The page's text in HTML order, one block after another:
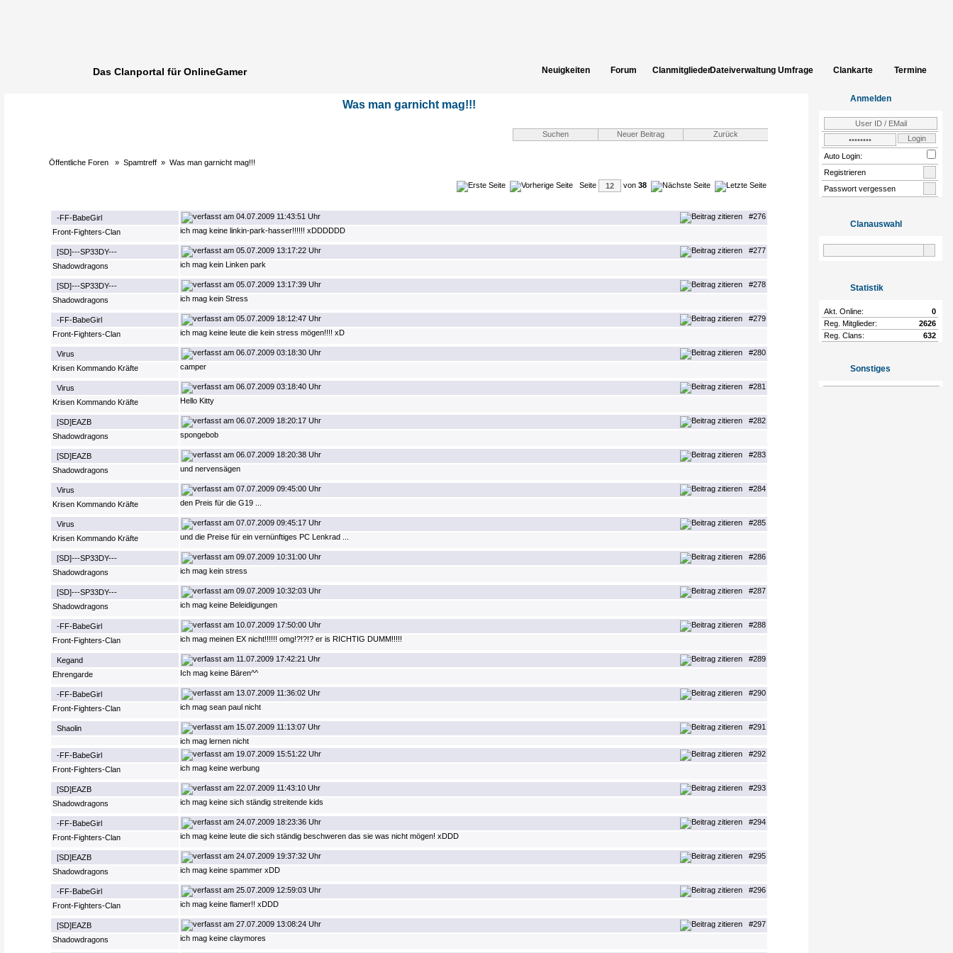
Das Clanportal für OnlineGamer Neuigkeiten Forum ClanmitgliederDateiverwaltung Umfrage Clankarte Termine
Community
Was man garnicht mag!!!
Öffentliche Foren »Spamtreff »Was man garnicht mag!!!
Seite von 38
-FF-BabeGirl 04.07.2009 11:43:51 Uhr
#276
Front-Fighters-Clan
ich mag keine linkin-park-hasser!!!!!! xDDDDDD
[SD]---SP33DY--- 05.07.2009 13:17:22 Uhr
#277
Shadowdragons
ich mag kein Linken park
[SD]---SP33DY--- 05.07.2009 13:17:39 Uhr
#278
Shadowdragons
ich mag kein Stress
-FF-BabeGirl 05.07.2009 18:12:47 Uhr
#279
Front-Fighters-Clan
ich mag keine leute die kein stress mögen!!!! xD
Virus 06.07.2009 03:18:30 Uhr
#280
Krisen Kommando Kräfte
camper
Virus 06.07.2009 03:18:40 Uhr
#281
Krisen Kommando Kräfte
Hello Kitty
[SD]EAZB 06.07.2009 18:20:17 Uhr
#282
Shadowdragons
spongebob
[SD]EAZB 06.07.2009 18:20:38 Uhr
#283
Shadowdragons
und nervensägen
Virus 07.07.2009 09:45:00 Uhr
#284
Krisen Kommando Kräfte
den Preis für die G19 ...
Virus 07.07.2009 09:45:17 Uhr
#285
Krisen Kommando Kräfte
und die Preise für ein vernünftiges PC Lenkrad ...
[SD]---SP33DY--- 09.07.2009 10:31:00 Uhr
#286
Shadowdragons
ich mag kein stress
[SD]---SP33DY--- 09.07.2009 10:32:03 Uhr
#287
Shadowdragons
ich mag keine Beleidigungen
-FF-BabeGirl 10.07.2009 17:50:00 Uhr
#288
Front-Fighters-Clan
ich mag meinen EX nicht!!!!!! omg!?!?!? er is RICHTIG DUMM!!!!!
Kegand 11.07.2009 17:42:21 Uhr
#289
Ehrengarde
Ich mag keine Bären^^
-FF-BabeGirl 13.07.2009 11:36:02 Uhr
#290
Front-Fighters-Clan
ich mag sean paul nicht
Shaolin 15.07.2009 11:13:07 Uhr
#291
ich mag lernen nicht
-FF-BabeGirl
19.07.2009 15:51:22 Uhr
#292
Front-Fighters-Clan
ich mag keine werbung
[SD]EAZB 22.07.2009 11:43:10 Uhr
#293
Shadowdragons
ich mag keine sich ständig streitende kids
-FF-BabeGirl 24.07.2009 18:23:36 Uhr
#294
Front-Fighters-Clan
ich mag keine leute die sich ständig beschweren das sie was nicht mögen! xDDD
[SD]EAZB 24.07.2009 19:37:32 Uhr
#295
Shadowdragons
ich mag keine spammer xDD
-FF-BabeGirl 25.07.2009 12:59:03 Uhr
#296
Front-Fighters-Clan
ich mag keine flamer!! xDDD
[SD]EAZB 27.07.2009 13:08:24 Uhr
#297
Shadowdragons
ich mag keine claymores
Anmelden
Auto Login:
Registrieren
Passwort vergessen
Clanauswahl
Statistik
Akt. Online:
0
Reg. Mitglieder:
2626
Reg. Clans:
632
Sonstiges